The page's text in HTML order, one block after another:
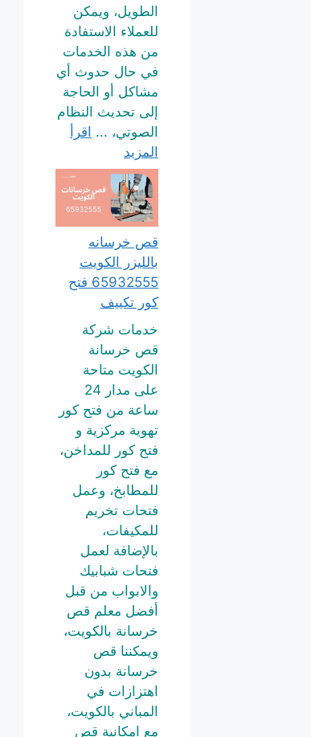
الطويل، ويمكن
للعملاء الاستفادة
من هذه الخدمات
في حال حدوث أي
مشاكل أو الحاجة
إلى تحديث النظام
الصوتي، ... اقرأ
المزيد
قص خرسانه
بالليزر الكويت
65932555 فتح
كور تكييف
خدمات شركة
قص خرسانة
الكويت متاحة
على مدار 24
ساعة من فتح كور
تهوية مركزية و
فتح كور للمداخن،
مع فتح كور
للمطابخ، وعمل
فتحات تخريم
للمكيفات،
بالإضافة لعمل
فتحات شبابيك
والابواب من قبل
أفضل معلم قص
خرسانة بالكويت،
ويمكننا قص
خرسانة بدون
اهتزازات في
المباني بالكويت،
مع امكانية قص